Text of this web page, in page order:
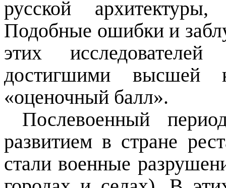
русской
Подобные ошибки и
этих
достигшими высшей
«оценочный балл».
Послевоенный
развитием в стране
стали военные